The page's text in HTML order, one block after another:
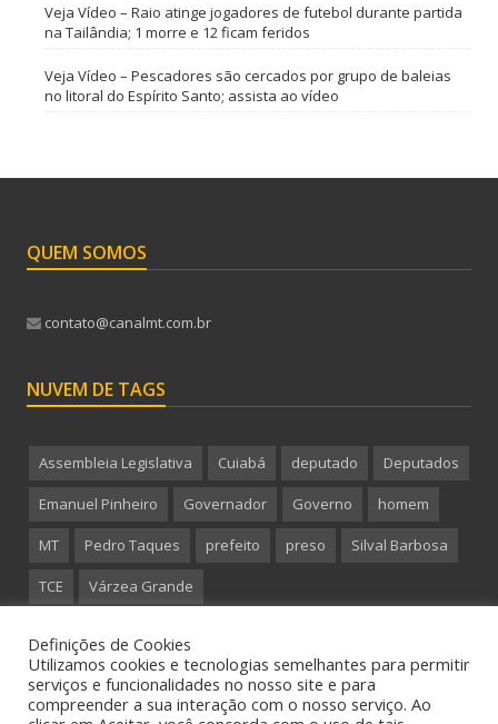
Veja Vídeo – Raio atinge jogadores de futebol durante partida
na Tailândia; 1 morre e 12 ficam feridos
Veja Vídeo – Pescadores são cercados por grupo de baleias
no litoral do Espírito Santo; assista ao vídeo
QUEM SOMOS
contato@canalmt.com.br
NUVEM DE TAGS
Assembleia Legislativa Cuiabá deputado Deputados
Emanuel Pinheiro Governador Governo homem
MT Pedro Taques prefeito preso Silval Barbosa
TCE Várzea Grande
Copyright 2015 CanalMT - Todos os direitos reservados.
Definições de Cookies
Utilizamos cookies e tecnologias semelhantes para permitir
serviços e funcionalidades no nosso site e para
compreender a sua interação com o nosso serviço. Ao